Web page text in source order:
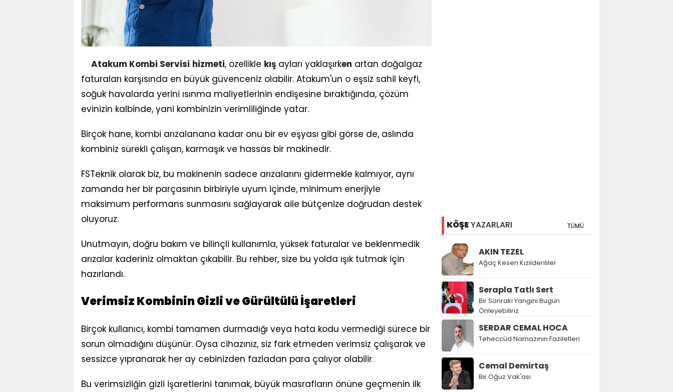
Atakum Kombi Servisi hizmeti, özellikle kış ayları yaklaşırken artan doğalgaz
faturaları karşısında en büyük güvenceniz olabilir. Atakum'un o eşsiz sahil keyfi,
soğuk havalarda yerini ısınma maliyetlerinin endişesine bıraktığında, çözüm
evinizin kalbinde, yani kombinizin verimliliğinde yatar.
Birçok hane, kombi arızalanana kadar onu bir ev eşyası gibi görse de, aslında
kombiniz sürekli çalışan, karmaşık ve hassas bir makinedir.
FSTeknik olarak biz, bu makinenin sadece arızalarını gidermekle kalmıyor, aynı
zamanda her bir parçasının birbiriyle uyum içinde, minimum enerjiyle
maksimum performans sunmasını sağlayarak aile bütçenize doğrudan destek
oluyoruz.
Unutmayın, doğru bakım ve bilinçli kullanımla, yüksek faturalar ve beklenmedik
arızalar kaderiniz olmaktan çıkabilir. Bu rehber, size bu yolda ışık tutmak için
hazırlandı.
Verimsiz Kombinin Gizli ve Gürültülü İşaretleri
Birçok kullanıcı, kombi tamamen durmadığı veya hata kodu vermediği sürece bir
sorun olmadığını düşünür. Oysa cihazınız, siz fark etmeden verimsiz çalışarak ve
sessizce yıpranarak her ay cebinizden fazladan para çalıyor olabilir.
Bu verimsizliğin gizli işaretlerini tanımak, büyük masrafların önüne geçmenin ilk
KÖŞEYAZARLARI TÜMÜ
AKIN TEZEL
Ağaç Kesen Kızılderililer
Serapla Tatlı Sert
Bir Sonraki Yangını Bugün
Önleyebiliriz
SERDAR CEMAL HOCA
Teheccüd Namazının Faziletleri
Cemal Demirtaş
Bir Oğuz Vak'ası